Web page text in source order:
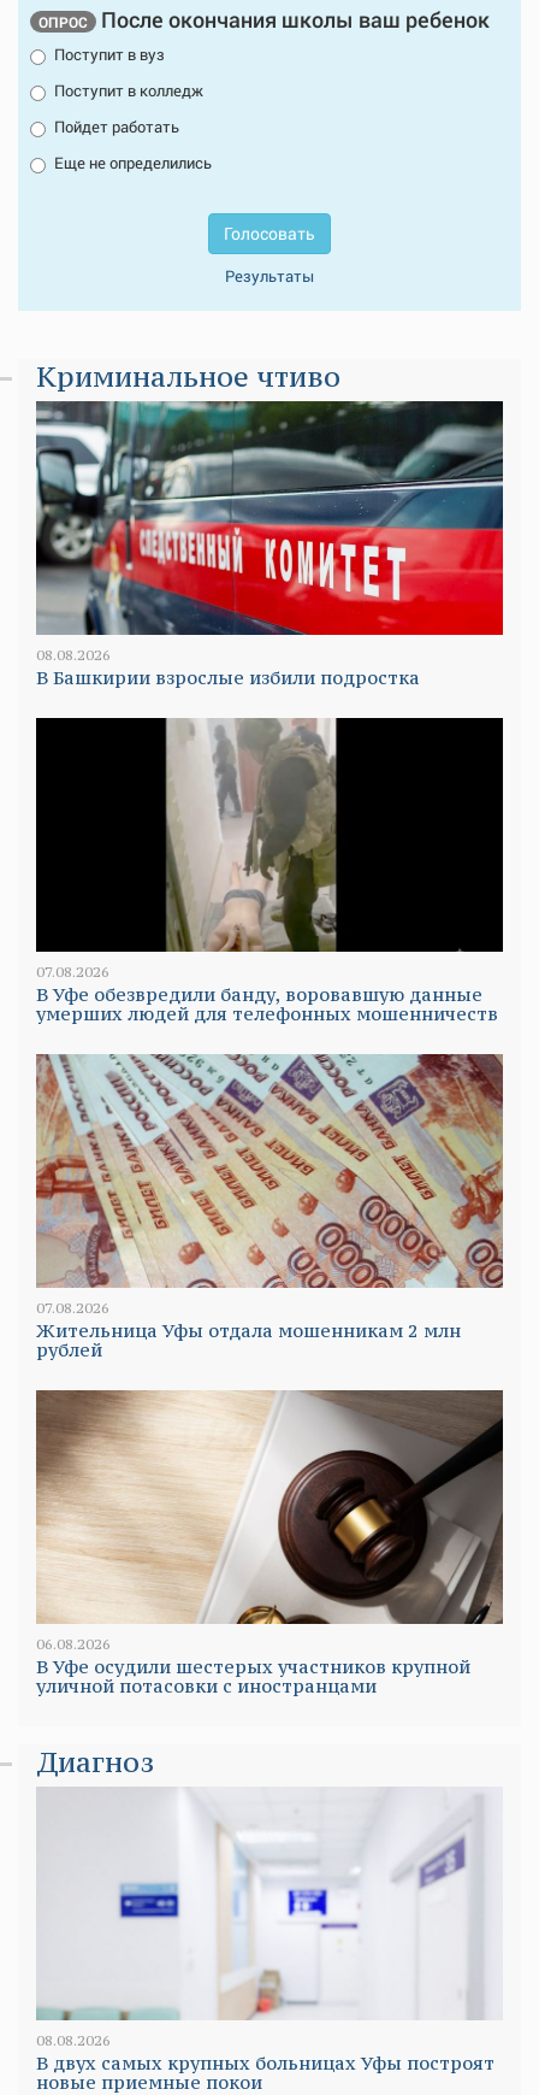
ОПРОС После окончания школы ваш ребенок
Поступит в вуз
Поступит в колледж
Пойдет работать
Еще не определились
Голосовать
Результаты
Криминальное чтиво
08.08.2026
В Башкирии взрослые избили подростка
07.08.2026
В Уфе обезвредили банду, воровавшую данные
умерших людей для телефонных мошенничеств
07.08.2026
Жительница Уфы отдала мошенникам 2 млн
рублей
06.08.2026
В Уфе осудили шестерых участников крупной
уличной потасовки с иностранцами
Диагноз
08.08.2026
В двух самых крупных больницах Уфы построят
новые приемные покои